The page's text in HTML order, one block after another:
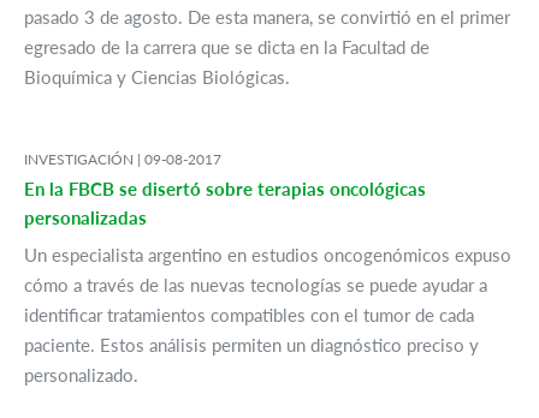
pasado 3 de agosto. De esta manera, se convirtió en el primer
egresado de la carrera que se dicta en la Facultad de
Bioquímica y Ciencias Biológicas.
INVESTIGACIÓN | 09-08-2017
En la FBCB se disertó sobre terapias oncológicas
personalizadas
Un especialista argentino en estudios oncogenómicos expuso
cómo a través de las nuevas tecnologías se puede ayudar a
identificar tratamientos compatibles con el tumor de cada
paciente. Estos análisis permiten un diagnóstico preciso y
personalizado.